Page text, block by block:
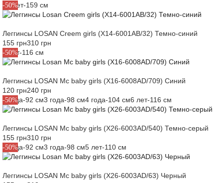
-50%
14 лет-159 см
Леггинсы LOSAN Creem girls (X14-6001AB/32) Темно-синий
155 грн310 грн
-50%
6 лет-116 см
Леггинсы LOSAN Mc baby girls (X16-6008AD/709) Синий
120 грн240 грн
-50%
2 года-92 см3 года-98 см4 года-104 см6 лет-116 см
Леггинсы LOSAN Mc baby girls (X26-6003AD/540) Темно-серый
155 грн310 грн
-50%
2 года-92 см3 года-98 см5 лет-110 см
Леггинсы LOSAN Mc baby girls (X26-6003AD/63) Черный